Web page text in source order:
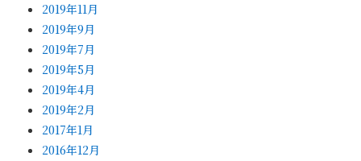
2019年11月
2019年9月
2019年7月
2019年5月
2019年4月
2019年2月
2017年1月
2016年12月